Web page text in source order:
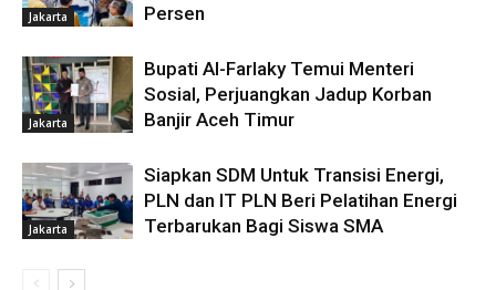
Jakarta
Persen
Jakarta
Bupati Al-Farlaky Temui Menteri
Sosial, Perjuangkan Jadup Korban
Banjir Aceh Timur
Jakarta
Siapkan SDM Untuk Transisi Energi,
PLN dan IT PLN Beri Pelatihan Energi
Terbarukan Bagi Siswa SMA